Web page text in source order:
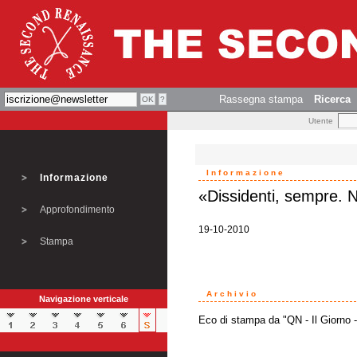
Rassegna stampa Ricerca
Utente
Informazione
Approfondimento
Stampa
Navigazione verticale
Informazione
«Dissidenti, sempre.
19-10-2010
Archivio
Eco di stampa da "QN - Il Giorno